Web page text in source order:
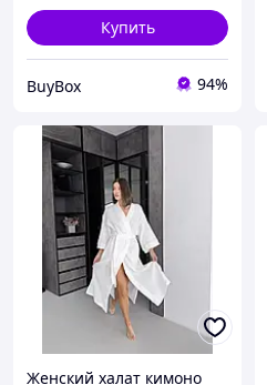
Купить
BuyBox 94%
Женский халат кимоно